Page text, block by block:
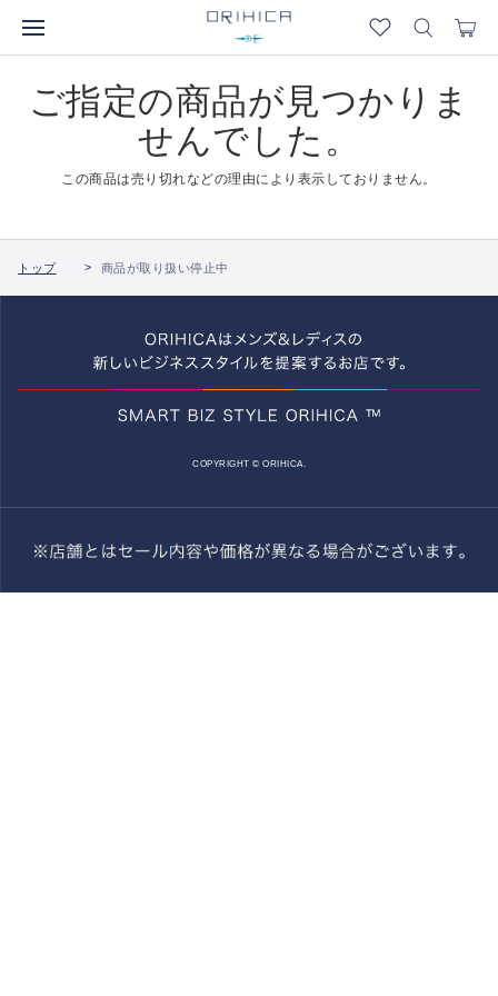
ご指定の商品が見つかりま
せんでした。
この商品は売り切れなどの理由により表示しておりません。
トップ 商品が取り扱い停止中
COPYRIGHT © ORIHICA.